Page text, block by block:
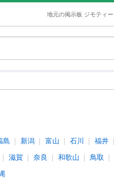
地元の掲示板 ジモティー
島 新潟 富山 石川 福井
滋賀 奈良 和歌山 鳥取